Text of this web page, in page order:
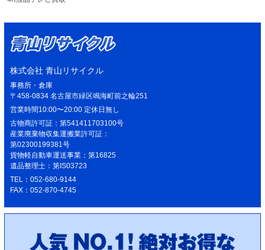
株式会社 青山リサイクル
事務所・倉庫
〒458-0834 名古屋市緑区鳴海町前之輪251
営業時間10:00〜20:00 定休日無し
古物商許可証：第541411703100号
産業廃棄物収集運搬業許可証：
第02300199381号
貨物軽自動車運送事業：第16825
遺品整理士：第IS03723
TEL：052-680-9144
FAX：052-870-4745